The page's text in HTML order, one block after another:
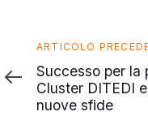
Articolo
precedente
ARTICOLO
Successo per la
Cluster DITEDI
nuove sfide